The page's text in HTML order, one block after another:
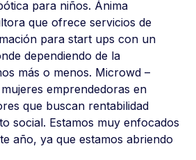
para niños. Ánima
que ofrece servicios de
para start ups con un
dependiendo de la
más o menos. Microwd –
emprendedoras en
que buscan rentabilidad
social. Estamos muy enfocados
año, ya que estamos abriendo